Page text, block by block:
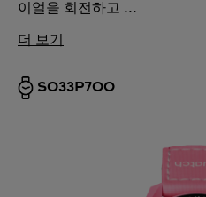
이얼을 회전하고 ...
더 보기
SO33P700